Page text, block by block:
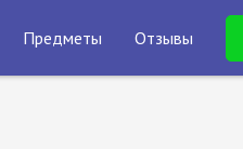
Предметы Отзывы